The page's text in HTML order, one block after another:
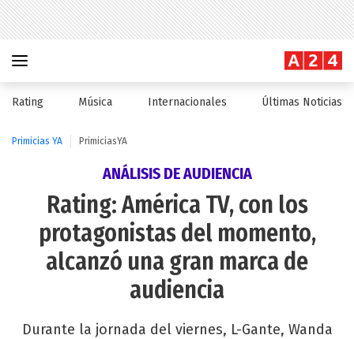
Rating Música Internacionales Últimas Noticias
Primicias YA PrimiciasYA
ANÁLISIS DE AUDIENCIA
Rating: América TV, con los
protagonistas del momento,
alcanzó una gran marca de
audiencia
Durante la jornada del viernes, L-Gante, Wanda